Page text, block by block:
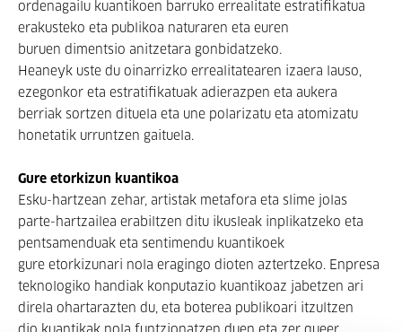
ordenagailu kuantikoen barruko errealitate estratifikatua
erakusteko eta publikoa naturaren eta euren
buruen dimentsio anitzetara gonbidatzeko.
Heaneyk uste du oinarrizko errealitatearen izaera lauso,
ezegonkor eta estratifikatuak adierazpen eta aukera
berriak sortzen dituela eta une polarizatu eta atomizatu
honetatik urruntzen gaituela.
Gure etorkizun kuantikoa
Esku-hartzean zehar, artistak metafora eta slime jolas
parte-hartzailea erabiltzen ditu ikusleak inplikatzeko eta
pentsamenduak eta sentimendu kuantikoek
gure etorkizunari nola eragingo dioten aztertzeko. Enpresa
teknologiko handiak konputazio kuantikoaz jabetzen ari
direla ohartarazten du, eta boterea publikoari itzultzen